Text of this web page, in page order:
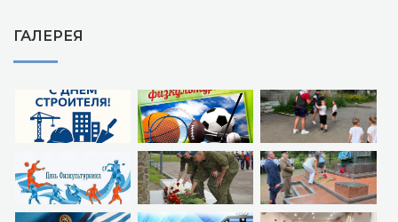
ГАЛЕРЕЯ